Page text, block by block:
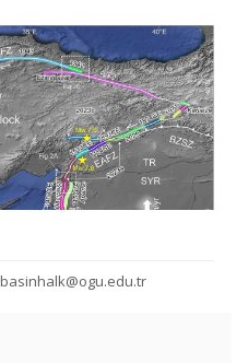
basinhalk@ogu.edu.tr